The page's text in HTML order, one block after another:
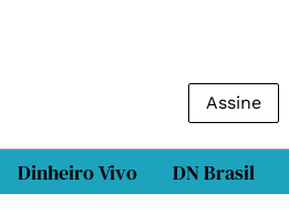
Assine
Dinheiro Vivo DN Brasil